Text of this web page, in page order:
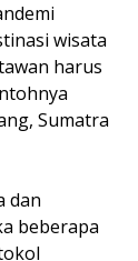
wisata
harus
Sumatra
dan
beberapa